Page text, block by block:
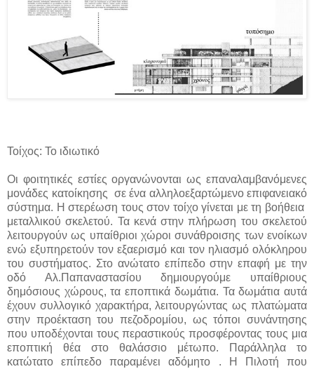
Τοίχος: Το ιδιωτικό
Οι φοιτητικές εστίες οργανώνονται ως επαναλαμβανόμενες
μονάδες κατοίκησης σε ένα αλληλοεξαρτώμενο επιφανειακό
σύστημα. Η στερέωση τους στον τοίχο γίνεται με τη βοήθεια
μεταλλικού σκελετού. Τα κενά στην πλήρωση του σκελετού
λειτουργούν ως υπαίθριοι χώροι συνάθροισης των ενοίκων
ενώ εξυπηρετούν τον εξαερισμό και τον ηλιασμό ολόκληρου
του συστήματος. Στο ανώτατο επίπεδο στην επαφή με την
οδό Αλ.Παπαναστασίου δημιουργούμε υπαίθριους
δημόσιους χώρους, τα εποπτικά δωμάτια. Τα δωμάτια αυτά
έχουν συλλογικό χαρακτήρα, λειτουργώντας ως πλατώματα
στην προέκταση του πεζοδρομίου, ως τόποι συνάντησης
που υποδέχονται τους περαστικούς προσφέροντας τους μια
εποπτική θέα στο θαλάσσιο μέτωπο. Παράλληλα το
κατώτατο επίπεδο παραμένει αδόμητο . Η Πιλοτή που